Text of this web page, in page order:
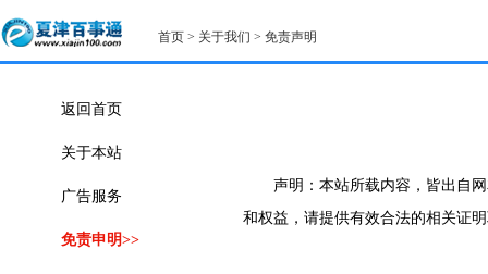
首页 > 关于我们 > 免责声明
返回首页
关于本站
广告服务
免责申明>>
声明：本站所载内容，皆出自
和权益，请提供有效合法的相关证